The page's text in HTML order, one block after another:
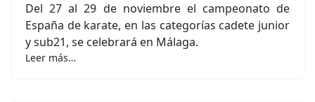
Del 27 al 29 de noviembre el campeonato de
España de karate, en las categorías cadete junior
y sub21, se celebrará en Málaga.
Leer más…